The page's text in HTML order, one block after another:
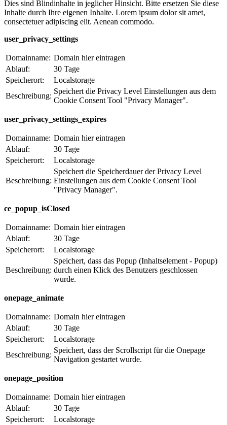
Dies sind Blindinhalte in jeglicher Hinsicht. Bitte ersetzen Sie diese
Inhalte durch Ihre eigenen Inhalte. Lorem ipsum dolor sit amet,
consectetuer adipiscing elit. Aenean commodo.
user_privacy_settings
Domainname: Domain hier eintragen
Ablauf:
30 Tage
Speicherort:
Localstorage
Beschreibung:
Speichert die Privacy Level Einstellungen aus dem
Cookie Consent Tool "Privacy Manager".
user_privacy_settings_expires
Domainname: Domain hier eintragen
Ablauf:
30 Tage
Speicherort:
Localstorage
Beschreibung:
Speichert die Speicherdauer der Privacy Level
Einstellungen aus dem Cookie Consent Tool
"Privacy Manager".
ce_popup_isClosed
Domainname: Domain hier eintragen
Ablauf:
30 Tage
Speicherort:
Localstorage
Beschreibung:
Speichert, dass das Popup (Inhaltselement - Popup)
durch einen Klick des Benutzers geschlossen
wurde.
onepage_animate
Domainname: Domain hier eintragen
Ablauf:
30 Tage
Speicherort:
Localstorage
Beschreibung:
Speichert, dass der Scrollscript für die Onepage
Navigation gestartet wurde.
onepage_position
Domainname: Domain hier eintragen
Ablauf:
30 Tage
Speicherort:
Localstorage